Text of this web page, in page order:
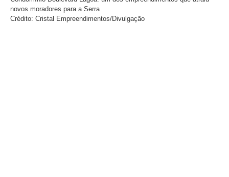
novos moradores para a Serra
Crédito: Cristal Empreendimentos/Divulgação